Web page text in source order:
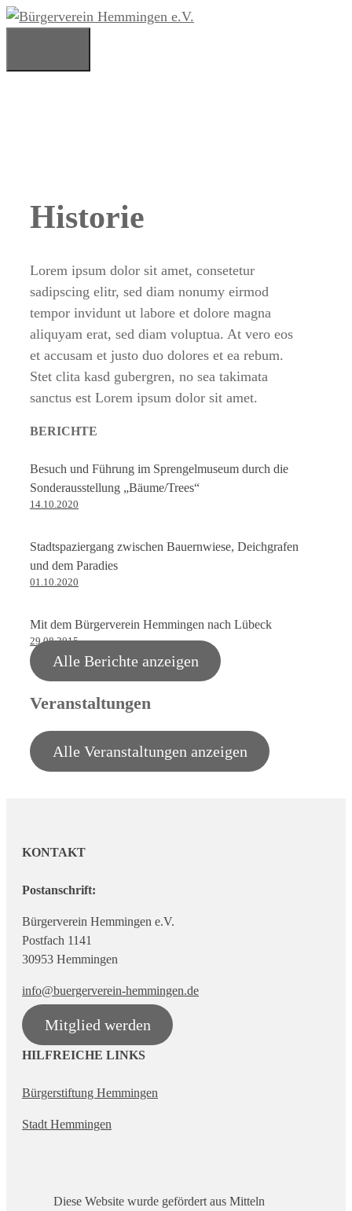
Zum
Historie
Lorem ipsum dolor sit amet, consetetur
sadipscing elitr, sed diam nonumy eirmod
tempor invidunt ut labore et dolore magna
aliquyam erat, sed diam voluptua. At vero eos
et accusam et justo duo dolores et ea rebum.
Stet clita kasd gubergren, no sea takimata
sanctus est Lorem ipsum dolor sit amet.
BERICHTE
Besuch und Führung im Sprengelmuseum durch die
Sonderausstellung „Bäume/Trees“
14.10.2020
Stadtspaziergang zwischen Bauernwiese, Deichgrafen
und dem Paradies
01.10.2020
Mit dem Bürgerverein Hemmingen nach Lübeck
29.08.2015
Alle Berichte anzeigen
Veranstaltungen
Alle Veranstaltungen anzeigen
KONTAKT
Postanschrift:
Bürgerverein Hemmingen e.V.
Postfach 1141
30953 Hemmingen
info@buergerverein-hemmingen.de
Mitglied werden
HILFREICHE LINKS
Bürgerstiftung Hemmingen
Stadt Hemmingen
Diese Website wurde gefördert aus Mitteln